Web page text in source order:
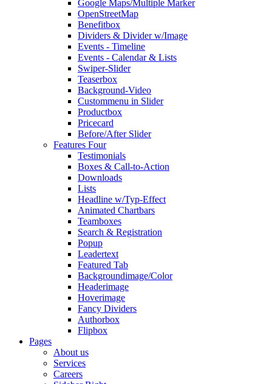
Google Maps/Multiple Marker
OpenStreetMap
Benefitbox
Dividers & Divider w/Image
Events - Timeline
Events - Calendar & Lists
Swiper-Slider
Teaserbox
Background-Video
Custommenu in Slider
Productbox
Pricecard
Before/After Slider
Features Four
Testimonials
Boxes & Call-to-Action
Downloads
Lists
Headline w/Typ-Effect
Animated Chartbars
Teamboxes
Search & Registration
Popup
Leadertext
Featured Tab
Backgroundimage/Color
Headerimage
Hoverimage
Fancy Dividers
Authorbox
Flipbox
Pages
About us
Services
Careers